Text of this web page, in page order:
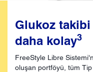
Glukoz takibi
daha kolay3
FreeStyle Libre
oluşan portföyü, tüm